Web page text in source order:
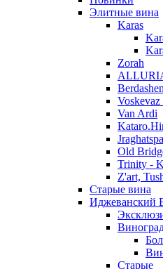
Элитные вина
Karas
Zorah
Van Ardi
Old
Trinity -
Z'art,
Старые вина
Иджеванский
Старые